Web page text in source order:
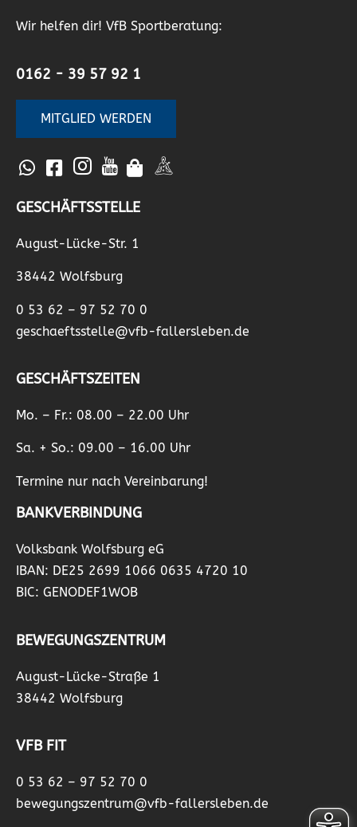
Wir helfen dir! VfB Sportberatung:
0162 - 39 57 92 1
MITGLIED WERDEN
GESCHÄFTSSTELLE
August-Lücke-Str. 1
38442 Wolfsburg
0 53 62 – 97 52 70 0
geschaeftsstelle@vfb-fallersleben.de
GESCHÄFTSZEITEN
Mo. – Fr.: 08.00 – 22.00 Uhr
Sa. + So.: 09.00 – 16.00 Uhr
Termine nur nach Vereinbarung!
BANKVERBINDUNG
Volksbank Wolfsburg eG
IBAN: DE25 2699 1066 0635 4720 10
BIC: GENODEF1WOB
BEWEGUNGSZENTRUM
August-Lücke-Straße 1
38442 Wolfsburg
VFB FIT
0 53 62 – 97 52 70 0
bewegungszentrum@vfb-fallersleben.de